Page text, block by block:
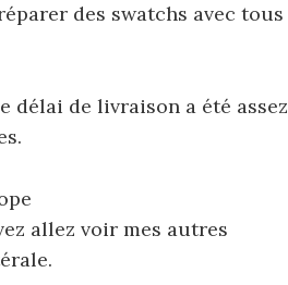
des swatchs avec tous
délai de livraison a été assez
allez voir mes autres